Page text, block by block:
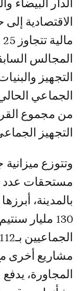
الدار البيضاء
المجالس
التجهيز
من مجموع
التجهيز
وتتوزع ميزانية
مستحقات عدد
بالمدينة،
130 مليار
مشاريع أخرى
المجاورة،